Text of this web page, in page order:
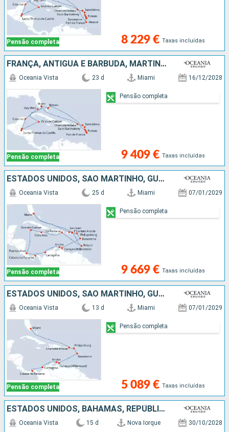
Pensão completa 8 229 € Taxas incluídas
FRANÇA, ANTÍGUA E BARBUDA, MARTINICA, DOMINICA, GUADALUPE, BAHAMAS, ESTADOS UNIDOS, CAIMÃO (ILHAS), GUATEMALA, BELIZE, CARAIBAS - MEXICO
Pensão completa
Oceania Vista 23 d Miami 16/12/2028
9 409 € Taxas incluídas
Pensão completa
ESTADOS UNIDOS, SÃO MARTINHO, GUADALUPE, ARUBA, COLÔMBIA, PANAMA, COSTA RICA, CAIMÃO (ILHAS), JAMAICA, REPÚBLICA DOMINICANA, ST VINCENT E GRENADINES, PORTO RICO
Pensão completa
Oceania Vista 25 d Miami 07/01/2029
9 669 € Taxas incluídas
Pensão completa
ESTADOS UNIDOS, SÃO MARTINHO, GUADALUPE, ARUBA, COLÔMBIA, PANAMA
Pensão completa
Oceania Vista 13 d Miami 07/01/2029
5 089 € Taxas incluídas
Pensão completa
ESTADOS UNIDOS, BAHAMAS, REPÚBLICA DOMINICANA, BONAIRE, ARUBA, JAMAICA, CAIMÃO (ILHAS)
Oceania Vista 15 d Nova Iorque 30/10/2028